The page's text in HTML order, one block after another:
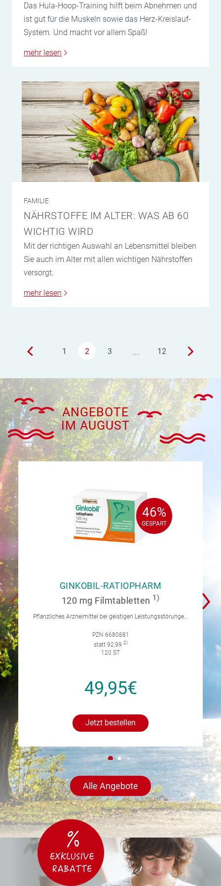
Das Hula-Hoop-Training hilft beim Abnehmen und
ist gut für die Muskeln sowie das Herz-Kreislauf-
System. Und macht vor allem Spaß!
mehr lesen
FAMILIE
NÄHRSTOFFE IM ALTER: WAS AB 60
WICHTIG WIRD
Mit der richtigen Auswahl an Lebensmittel bleiben
Sie auch im Alter mit allen wichtigen Nährstoffen
versorgt.
mehr lesen
1 2 3 … 12
ANGEBOTE
IM AUGUST
46%
GESPART
46%
GESPART
GINKOBIL-RATIOPHARM
120 mg Filmtabletten 1)
Pflanzliches Arzneimittel bei geistigen Leistungsstörungen und Durchblutungsstörungen.
PZN 6680881
statt 92,99 2)
120 ST
49,95€
Jetzt bestellen
Alle Angebote